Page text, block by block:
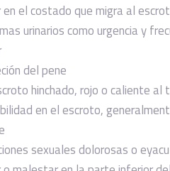
en el costado que migra al
urinarios como urgencia y
del pene
hinchado, rojo o caliente al
en el escroto,
sexuales dolorosas o